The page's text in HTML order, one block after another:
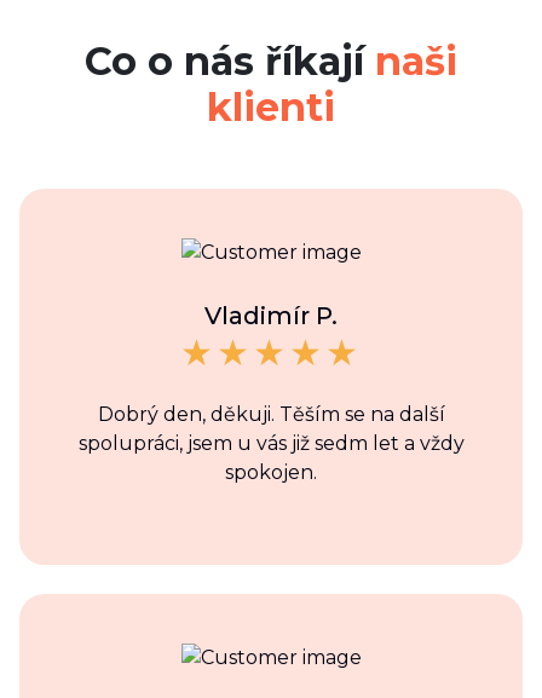
Co o nás říkají naši
klienti
Vladimír P.
Dobrý den, děkuji. Těším se na další
spolupráci, jsem u vás již sedm let a vždy
spokojen.